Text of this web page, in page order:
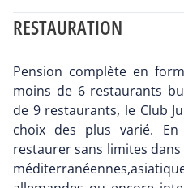
RESTAURATION
Pension complète en
moins de 6 restaurants
de 9 restaurants, le Club
choix des plus varié.
restaurer sans limites